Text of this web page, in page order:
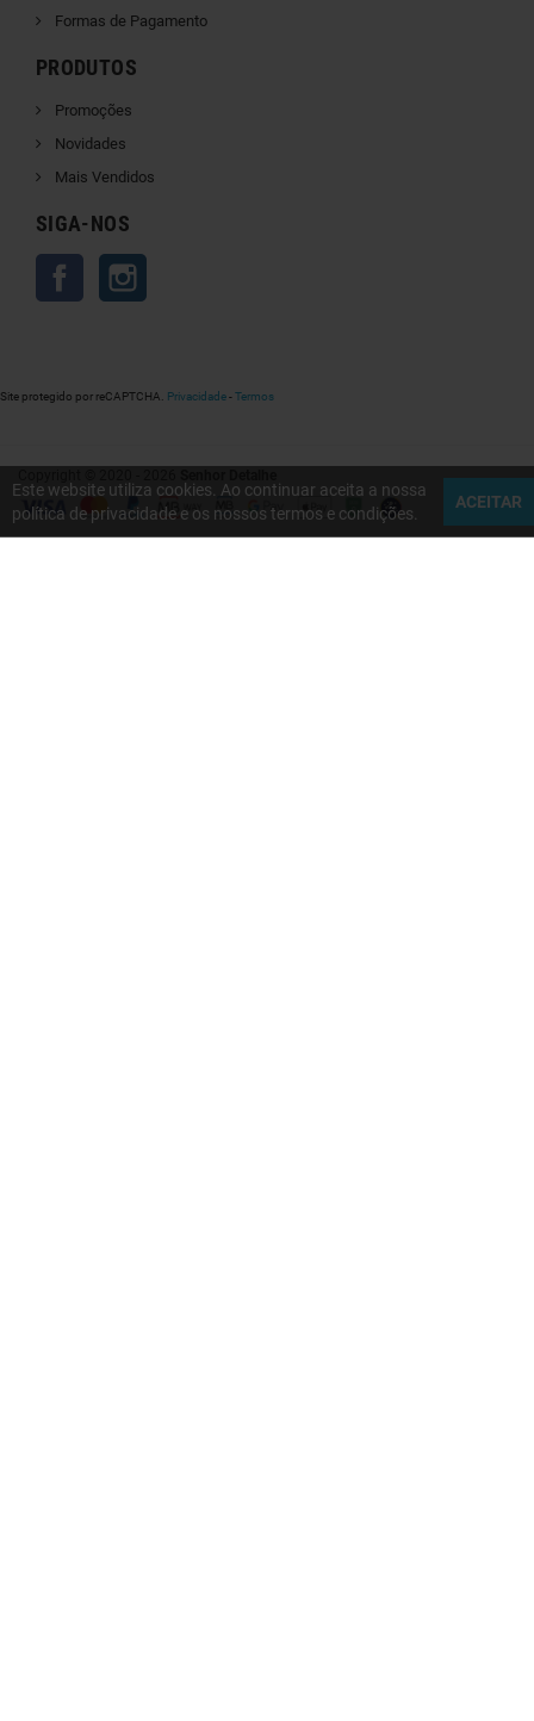
Formas de Pagamento
PRODUTOS
Promoções
Novidades
Mais Vendidos
SIGA-NOS
Facebook
Site protegido por reCAPTCHA. Privacidade-Termos
Este website utiliza cookies. Ao continuar aceita a nossa
política de privacidade e os nossos termos e condições.
ACEITAR